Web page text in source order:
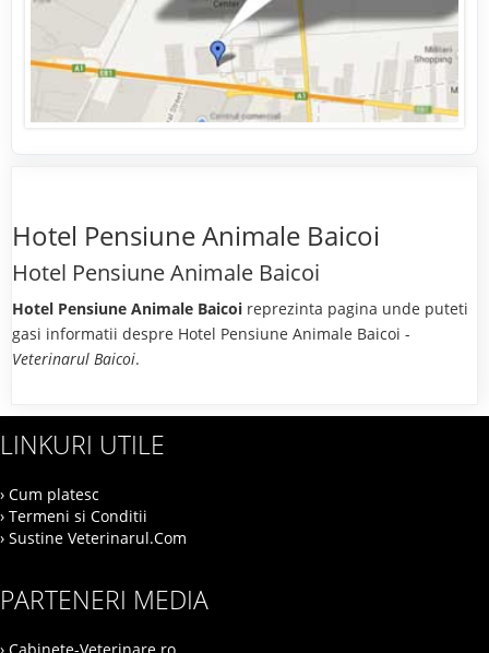
Hotel Pensiune Animale Baicoi
Hotel Pensiune Animale Baicoi
Hotel Pensiune Animale Baicoi reprezinta pagina unde puteti
gasi informatii despre Hotel Pensiune Animale Baicoi -
Veterinarul Baicoi.
LINKURI UTILE
› Cum platesc
› Termeni si Conditii
› Sustine Veterinarul.Com
PARTENERI MEDIA